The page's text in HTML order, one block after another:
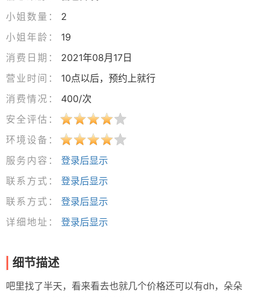
小姐数量：
2
小姐年龄：
19
消费日期：
2021年08月17日
营业时间：
10点以后，预约上就行
消费情况：
400/次
安全评估：
环境设备：
服务内容：
登录后显示
联系方式：
登录后显示
联系方式：
登录后显示
详细地址：
登录后显示
细节描述
吧里找了半天，看来看去也就几个价格还可以有dh，朵朵